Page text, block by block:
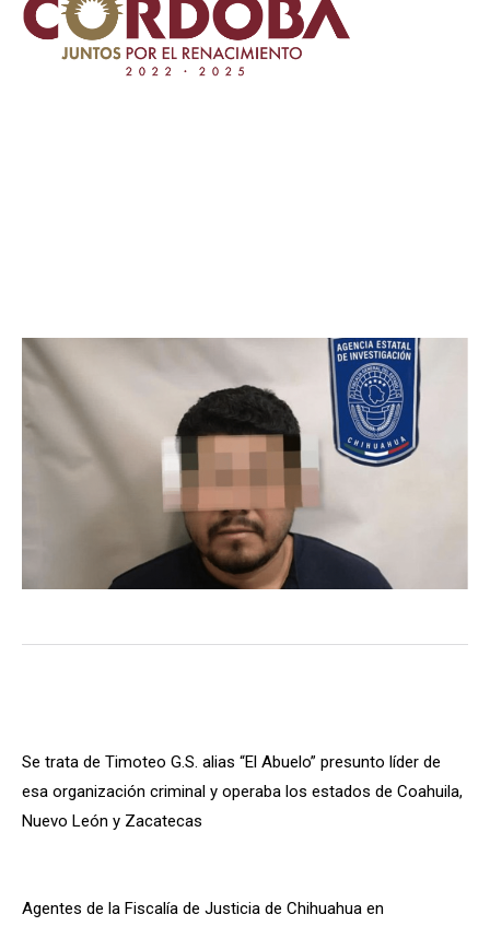
Se trata de Timoteo G.S. alias “El Abuelo” presunto líder de
esa organización criminal y operaba los estados de Coahuila,
Nuevo León y Zacatecas
Agentes de la Fiscalía de Justicia de Chihuahua en